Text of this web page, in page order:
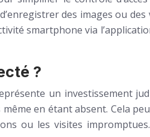
des images ou
smartphone via
?
un investissement
en étant absent. Cela
ou les visites